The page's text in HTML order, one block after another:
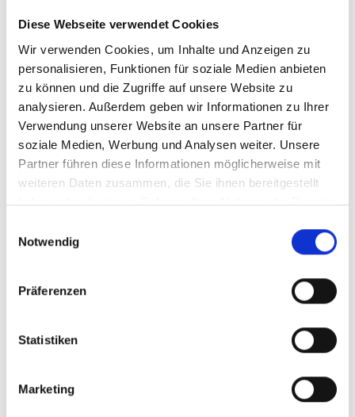
Diese Webseite verwendet Cookies
Wir verwenden Cookies, um Inhalte und Anzeigen zu
personalisieren, Funktionen für soziale Medien anbieten
zu können und die Zugriffe auf unsere Website zu
analysieren. Außerdem geben wir Informationen zu Ihrer
Verwendung unserer Website an unsere Partner für
soziale Medien, Werbung und Analysen weiter. Unsere
Partner führen diese Informationen möglicherweise mit
weiteren Daten zusammen, die Sie ihnen bereitgestellt
haben oder die sie im Rahmen Ihrer Nutzung der Dienste
Notwendig
Präferenzen
Statistiken
Marketing
Ein Kellerabteil sorgt für zusätzlichen Stauraum. Zudem
gehört ein Tiefgarageneinzelstellplatz zur Wohnung dazu.
Der Kaufpreis beträgt 255.000 EUR für die Wohnung
zuzüglich 15.000 EUR für die PKW-Abstellmöglichkeit,
insgesamt 270.000 EUR. Zusätzlich fällt eine
Käuferprovision in Höhe von 3,57 % inkl. MwSt. an.
Kontaktieren Sie uns gerne für weitere Informationen oder
einen Besichtigungstermin - wir freuen uns auf Ihre
Telefax: +49 89 230696244